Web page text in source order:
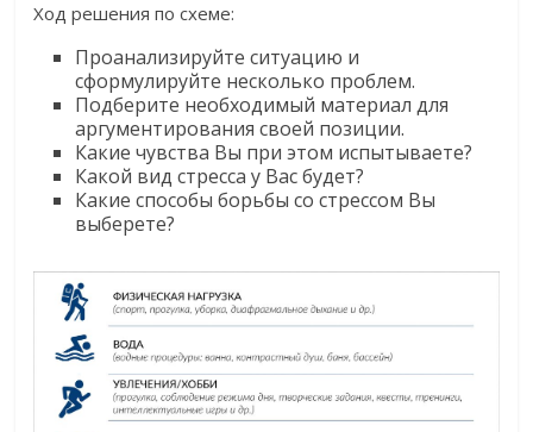
Ход решения по схеме:
Проанализируйте ситуацию и
сформулируйте несколько проблем.
Подберите необходимый материал для
аргументирования своей позиции.
Какие чувства Вы при этом испытываете?
Какой вид стресса у Вас будет?
Какие способы борьбы со стрессом Вы
выберете?